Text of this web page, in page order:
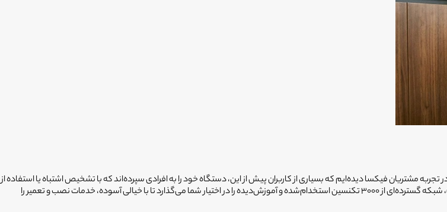
مشتریان فیکسا دیده‌ایم که بسیاری از کاربران پیش از این، دستگاه خود را به افرادی سپرده‌اند که با تشخیص اشتباه یا استفاده از
قطعات غیراصل، باعث خرابی مجدد ماشین ظرفشویی شده‌اند. فیکسا با همکاری «انتخاب سرویس حامی»، شبکه گسترده‌ای از ۳۰۰۰ تکنسین استخدام‌شده و آموزش‌دیده را در اختیار شما می‌گذارد تا با خیالی آسوده، خدمات نصب و تعمیر را